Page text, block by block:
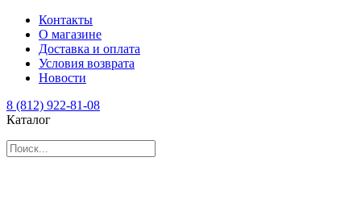
Контакты
О магазине
Доставка и оплата
Условия возврата
Новости
8 (812) 922-81-08
Каталог